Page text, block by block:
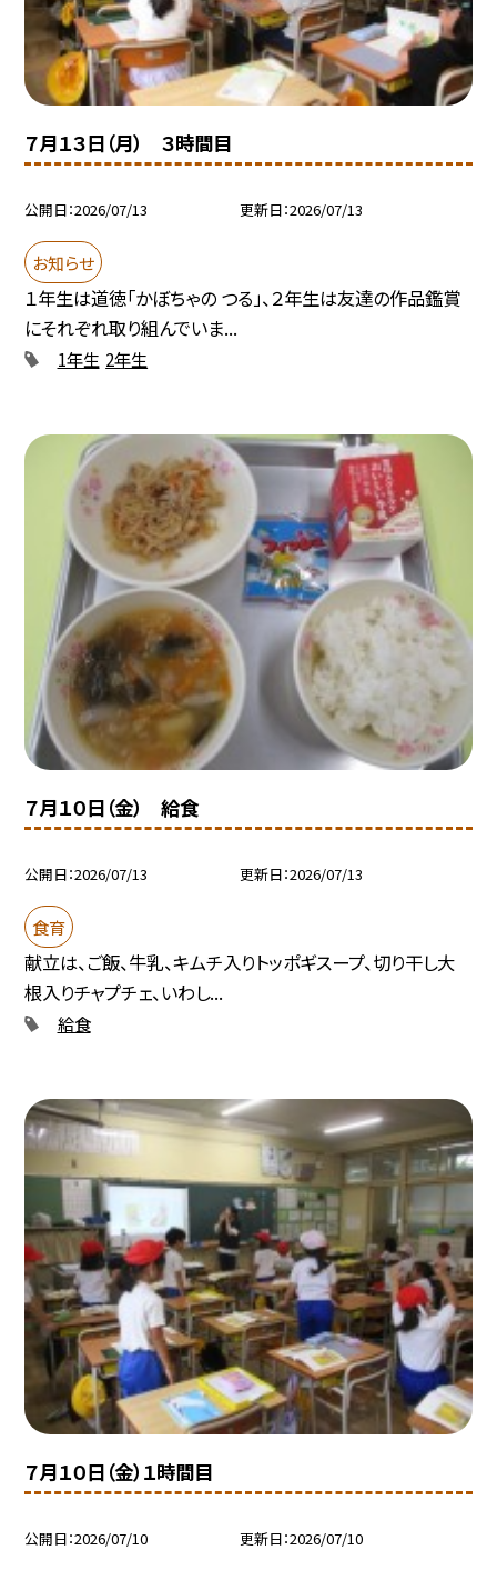
７月１３日（月） ３時間目
公開日 2026/07/13 更新日 2026/07/13
お知らせ
１年生は道徳「かぼちゃの つる」、２年生は友達の作品鑑賞
にそれぞれ取り組んでいま...
1年生 2年生
７月１０日（金） 給食
公開日 2026/07/13 更新日 2026/07/13
食育
献立は、ご飯、牛乳、キムチ入りトッポギスープ、切り干し大
根入りチャプチェ、いわし...
給食
７月１０日（金）１時間目
公開日 2026/07/10 更新日 2026/07/10